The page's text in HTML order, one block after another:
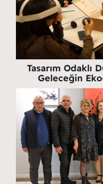
Tasarım Odaklı
Geleceğin